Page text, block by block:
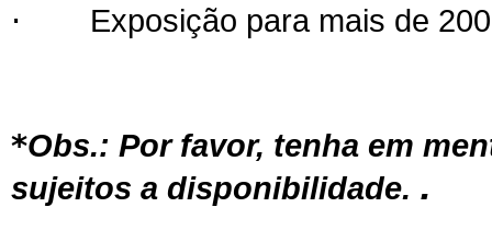
· Exposição para mais de
*Obs.: Por favor, tenha em
sujeitos a disponibilidade. .